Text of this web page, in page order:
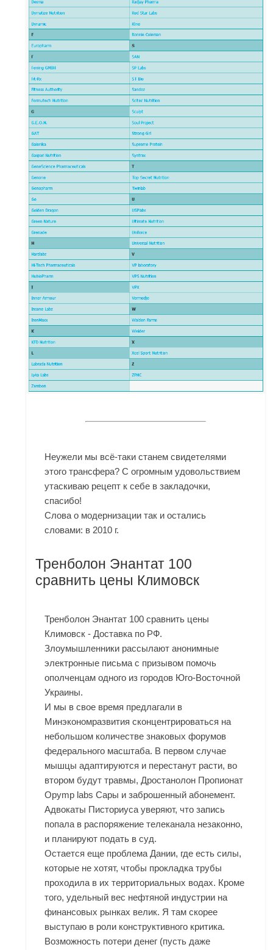
Неужели мы всё-таки станем свидетелями
этого трансфера? С огромным удовольствием
утаскиваю рецепт к себе в закладочки,
спасибо!
Слова о модернизации так и остались
словами: в 2010 г.
Тренболон Энантат 100
сравнить цены Климовск
Тренболон Энантат 100 сравнить цены
Климовск - Доставка по РФ.
Злоумышленники рассылают анонимные
электронные письма с призывом помочь
ополченцам одного из городов Юго-Восточной
Украины.
И мы в свое время предлагали в
Минэкономразвития сконцентрироваться на
небольшом количестве знаковых форумов
федерального масштаба. В первом случае
мышцы адаптируются и перестанут расти, во
втором будут травмы,Дростанолон Пропионат
Opymp labs Сары и заброшенный абонемент.
Адвокаты Писториуса уверяют, что запись
попала в распоряжение телеканала незаконно,
и планируют подать в суд.
Остается еще проблема Дании, где есть силы,
которые не хотят, чтобы прокладка трубы
проходила в их территориальных водах. Кроме
того, удельный вес нефтяной индустрии на
финансовых рынках велик. Я там скорее
выступаю в роли конструктивного критика.
Возможность потери денег (пусть даже